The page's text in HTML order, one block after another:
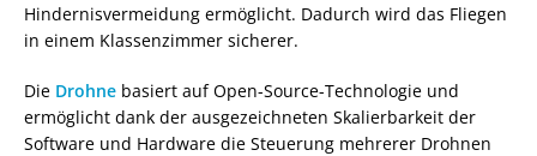
Hindernisvermeidung ermöglicht. Dadurch wird das Fliegen
in einem Klassenzimmer sicherer.
Die Drohne basiert auf Open-Source-Technologie und
ermöglicht dank der ausgezeichneten Skalierbarkeit der
Software und Hardware die Steuerung mehrerer Drohnen